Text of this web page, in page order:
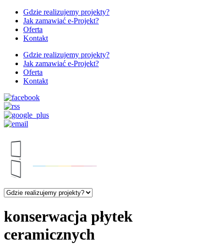
Gdzie realizujemy projekty?
Jak zamawiać e-Projekt?
Oferta
Kontakt
Gdzie realizujemy projekty?
Jak zamawiać e-Projekt?
Oferta
Kontakt
konserwacja płytek
ceramicznych